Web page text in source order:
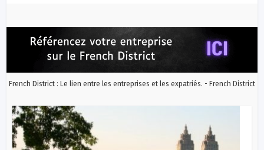
French District : Le lien entre les entreprises et les expatriés. - French District